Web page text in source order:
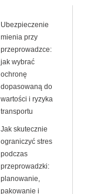
Ubezpieczenie
mienia przy
przeprowadzce:
jak wybrać
ochronę
dopasowaną do
wartości i ryzyka
transportu
Jak skutecznie
ograniczyć stres
podczas
przeprowadzki:
planowanie,
pakowanie i